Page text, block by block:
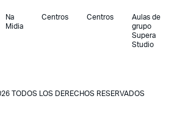
Na
Midia
Centros Centros
Aulas de
grupo
Supera
Studio
TODOS LOS DERECHOS RESERVADOS